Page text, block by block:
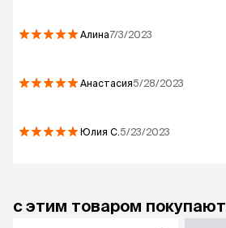
Алина7/3/2023
Анастасия5/28/2023
Юлия С. 5/23/2023
с этим товаром покупают